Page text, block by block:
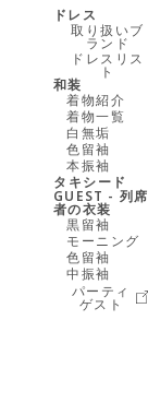
ドレス
取り扱いブ
ランド
ドレスリス
ト
和装
着物紹介
着物一覧
白無垢
色留袖
本振袖
タキシード
GUEST - 列席
者の衣装
黒留袖
モーニング
色留袖
中振袖
パーティ
ゲスト